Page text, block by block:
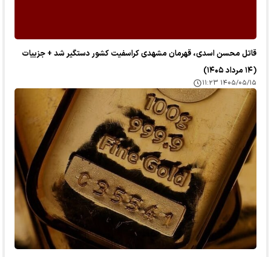
قاتل محسن اسدی، قهرمان مشهدی کراسفیت کشور دستگیر شد + جزییات
(۱۴ مرداد ۱۴۰۵)
۱۴۰۵/۰۵/۱۵ ۱۱:۲۳